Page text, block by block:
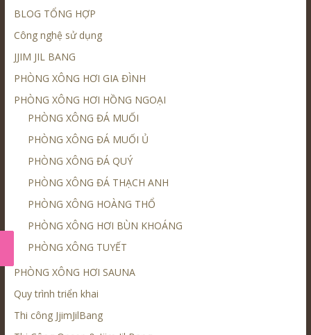
BLOG TỔNG HỢP
Công nghệ sử dụng
JJIM JIL BANG
PHÒNG XÔNG HƠI GIA ĐÌNH
PHÒNG XÔNG HƠI HỒNG NGOẠI
PHÒNG XÔNG ĐÁ MUỐI
PHÒNG XÔNG ĐÁ MUỐI Ủ
PHÒNG XÔNG ĐÁ QUÝ
PHÒNG XÔNG ĐÁ THẠCH ANH
PHÒNG XÔNG HOÀNG THỔ
PHÒNG XÔNG HƠI BÙN KHOÁNG
PHÒNG XÔNG TUYẾT
PHÒNG XÔNG HƠI SAUNA
Quy trình triển khai
Thi công JjimJilBang